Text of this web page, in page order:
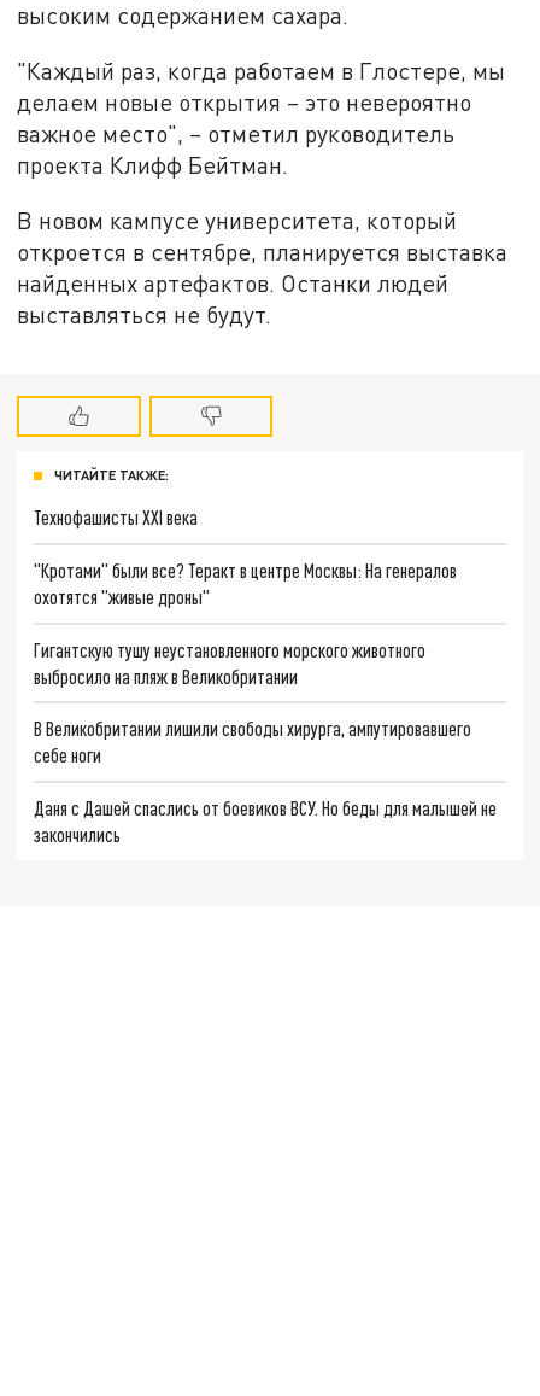
высоким содержанием сахара.
"Каждый раз, когда работаем в Глостере, мы
делаем новые открытия – это невероятно
важное место", – отметил руководитель
проекта Клифф Бейтман.
В новом кампусе университета, который
откроется в сентябре, планируется выставка
найденных артефактов. Останки людей
выставляться не будут.
ЧИТАЙТЕ ТАКЖЕ:
Технофашисты XXI века
"Кротами" были все? Теракт в центре Москвы: На генералов
охотятся "живые дроны"
Гигантскую тушу неустановленного морского животного
выбросило на пляж в Великобритании
В Великобритании лишили свободы хирурга, ампутировавшего
себе ноги
Даня с Дашей спаслись от боевиков ВСУ. Но беды для малышей не
закончились